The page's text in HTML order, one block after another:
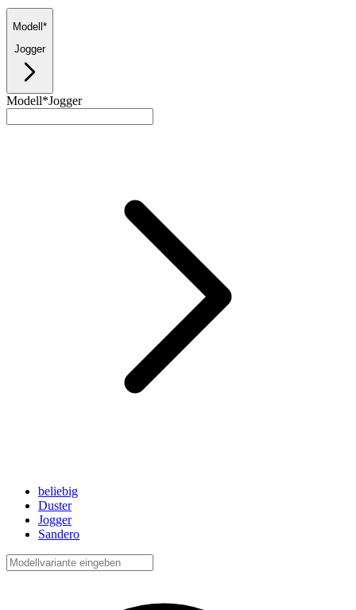
Modell*
Jogger
Modell*Jogger
beliebig
Duster
Jogger
Sandero